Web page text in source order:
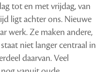
tot en met vrijdag, van
ligt achter ons. Nieuwe
werk. Ze maken andere,
niet langer centraal in
daarvan. Veel